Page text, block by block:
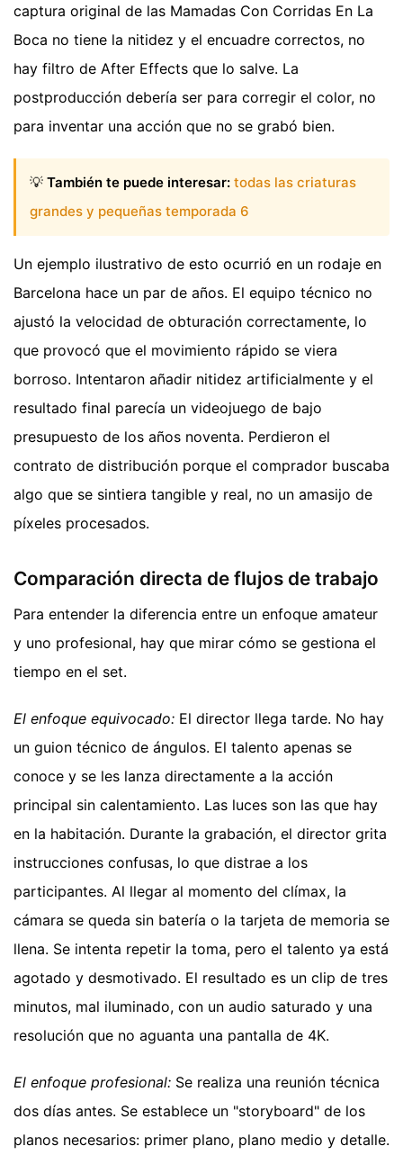
captura original de las Mamadas Con Corridas En La
Boca no tiene la nitidez y el encuadre correctos, no
hay filtro de After Effects que lo salve. La
postproducción debería ser para corregir el color, no
para inventar una acción que no se grabó bien.
💡 También te puede interesar: todas las criaturas
grandes y pequeñas temporada 6
Un ejemplo ilustrativo de esto ocurrió en un rodaje en
Barcelona hace un par de años. El equipo técnico no
ajustó la velocidad de obturación correctamente, lo
que provocó que el movimiento rápido se viera
borroso. Intentaron añadir nitidez artificialmente y el
resultado final parecía un videojuego de bajo
presupuesto de los años noventa. Perdieron el
contrato de distribución porque el comprador buscaba
algo que se sintiera tangible y real, no un amasijo de
píxeles procesados.
Comparación directa de flujos de trabajo
Para entender la diferencia entre un enfoque amateur
y uno profesional, hay que mirar cómo se gestiona el
tiempo en el set.
El enfoque equivocado: El director llega tarde. No hay
un guion técnico de ángulos. El talento apenas se
conoce y se les lanza directamente a la acción
principal sin calentamiento. Las luces son las que hay
en la habitación. Durante la grabación, el director grita
instrucciones confusas, lo que distrae a los
participantes. Al llegar al momento del clímax, la
cámara se queda sin batería o la tarjeta de memoria se
llena. Se intenta repetir la toma, pero el talento ya está
agotado y desmotivado. El resultado es un clip de tres
minutos, mal iluminado, con un audio saturado y una
resolución que no aguanta una pantalla de 4K.
El enfoque profesional: Se realiza una reunión técnica
dos días antes. Se establece un "storyboard" de los
planos necesarios: primer plano, plano medio y detalle.